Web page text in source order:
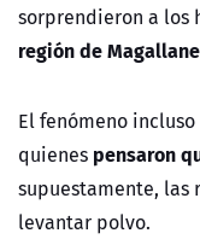
sorprendieron a los
región de
El fenómeno
quienes pensaron
supuestamente, las
levantar polvo.